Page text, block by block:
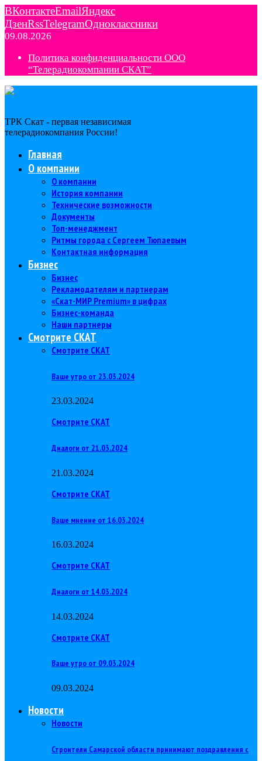
ВКонтактеEmailЯндекс
ДзенRssTelegramОдноклассники
09.08.2026
Политика конфиденциальности ООО
“Телерадиокомпании СКАТ”
ТРК Скат - первая независимая
телерадиокомпания Роcсии!
Главная
О компании
О компании
История компании
Технические возможности
Документы
Топ-менеджмент
Ритмы города с Сергеем Тюпаевым
Контактная информация
Бизнес
Бизнес
Рекламодателям и партнерам
«Скат-МИР Premium» в цифрах
Бизнес-команда
Наши партнеры
Смотрите СКАТ
Смотрите СКАТ
Ваше утро от 23.03.2024
23.03.2024
Смотрите СКАТ
Диалоги от 21.03.2024
21.03.2024
Смотрите СКАТ
Ваше мнение от 16.03.2024
16.03.2024
Смотрите СКАТ
Диалоги от 14.03.2024
14.03.2024
Смотрите СКАТ
Ваше утро от 09.03.2024
09.03.2024
Новости
Новости
Строители Самарской области принимают поздравления с